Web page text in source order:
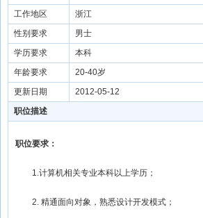
工作地区
浙江
性别要求
男士
学历要求
本科
年龄要求
20-40岁
更新日期
2012-05-12
职位描述
职位要求：
1.计算机相关专业本科以上学历；
2. 精通面向对象，熟悉设计开发模式；